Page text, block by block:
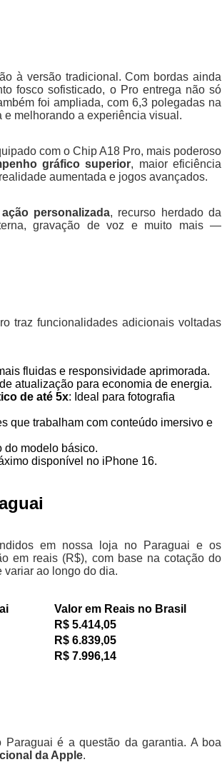
à versão tradicional. Com bordas ainda
fosco sofisticado, o Pro entrega não só
foi ampliada, com 6,3 polegadas na
e melhorando a experiência visual.
com o Chip A18 Pro, mais poderoso
gráfico superior, maior eficiência
aumentada e jogos avançados.
personalizada, recurso herdado da
gravação de voz e muito mais —
traz funcionalidades adicionais voltadas
fluidas e responsividade aprimorada.
atualização para economia de energia.
de até 5x: Ideal para fotografia
que trabalham com conteúdo imersivo e
do modelo básico.
disponível no iPhone 16.
em nossa loja no Paraguai e os
em reais (R$), com base na cotação do
variar ao longo do dia.
Valor em Reais no Brasil
R$ 5.414,05
R$ 6.839,05
R$ 7.996,14
é a questão da garantia. A boa
da Apple.